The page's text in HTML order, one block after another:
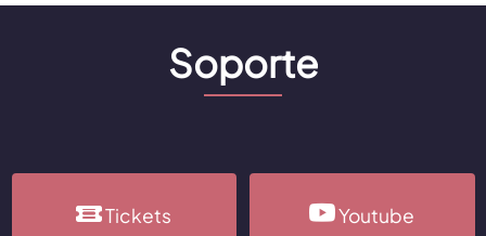
Soporte
Tickets Youtube